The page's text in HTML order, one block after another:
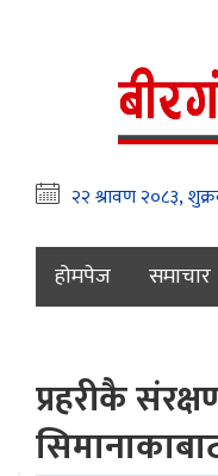
होमपेज समाचार
प्रहरीकै